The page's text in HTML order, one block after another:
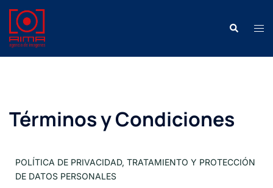
Términos y Condiciones
POLÍTICA DE PRIVACIDAD, TRATAMIENTO Y PROTECCIÓN
DE DATOS PERSONALES